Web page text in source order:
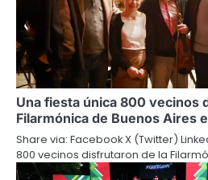
Una fiesta única 800 vecinos
Filarmónica de Buenos Aires
Share via: Facebook X (Twitter)
800 vecinos disfrutaron de la